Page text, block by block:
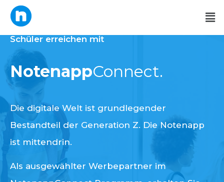
Schüler erreichen mit
NotenappConnect.
Die digitale Welt ist grundlegender
Bestandteil der Generation Z. Die Notenapp
ist mittendrin.
Als ausgewählter Werbepartner im